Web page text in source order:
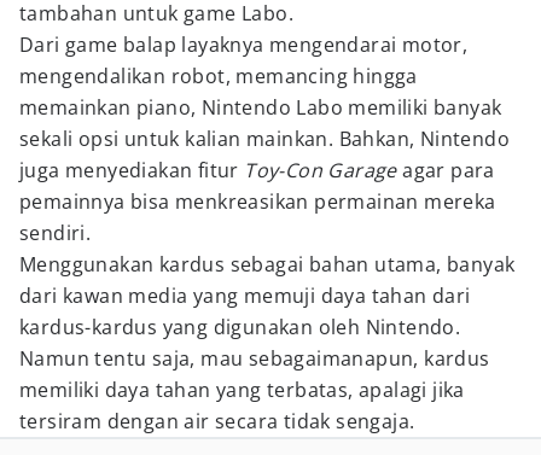
tambahan untuk game Labo.
Dari game balap layaknya mengendarai motor,
mengendalikan robot, memancing hingga
memainkan piano, Nintendo Labo memiliki banyak
sekali opsi untuk kalian mainkan. Bahkan, Nintendo
juga menyediakan fitur Toy-Con Garageagar para
pemainnya bisa menkreasikan permainan mereka
sendiri.
Menggunakan kardus sebagai bahan utama, banyak
dari kawan media yang memuji daya tahan dari
kardus-kardus yang digunakan oleh Nintendo.
Namun tentu saja, mau sebagaimanapun, kardus
memiliki daya tahan yang terbatas, apalagi jika
tersiram dengan air secara tidak sengaja.